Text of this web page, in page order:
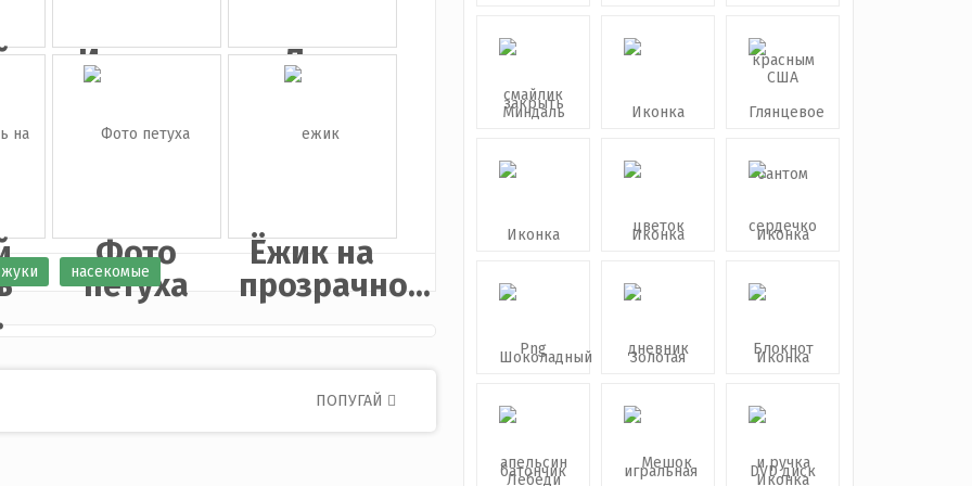
Иконка
корова
Лев
Фото
петуха
Ёжик на
прозрачно...
жуки насекомые
ПОПУГАЙ